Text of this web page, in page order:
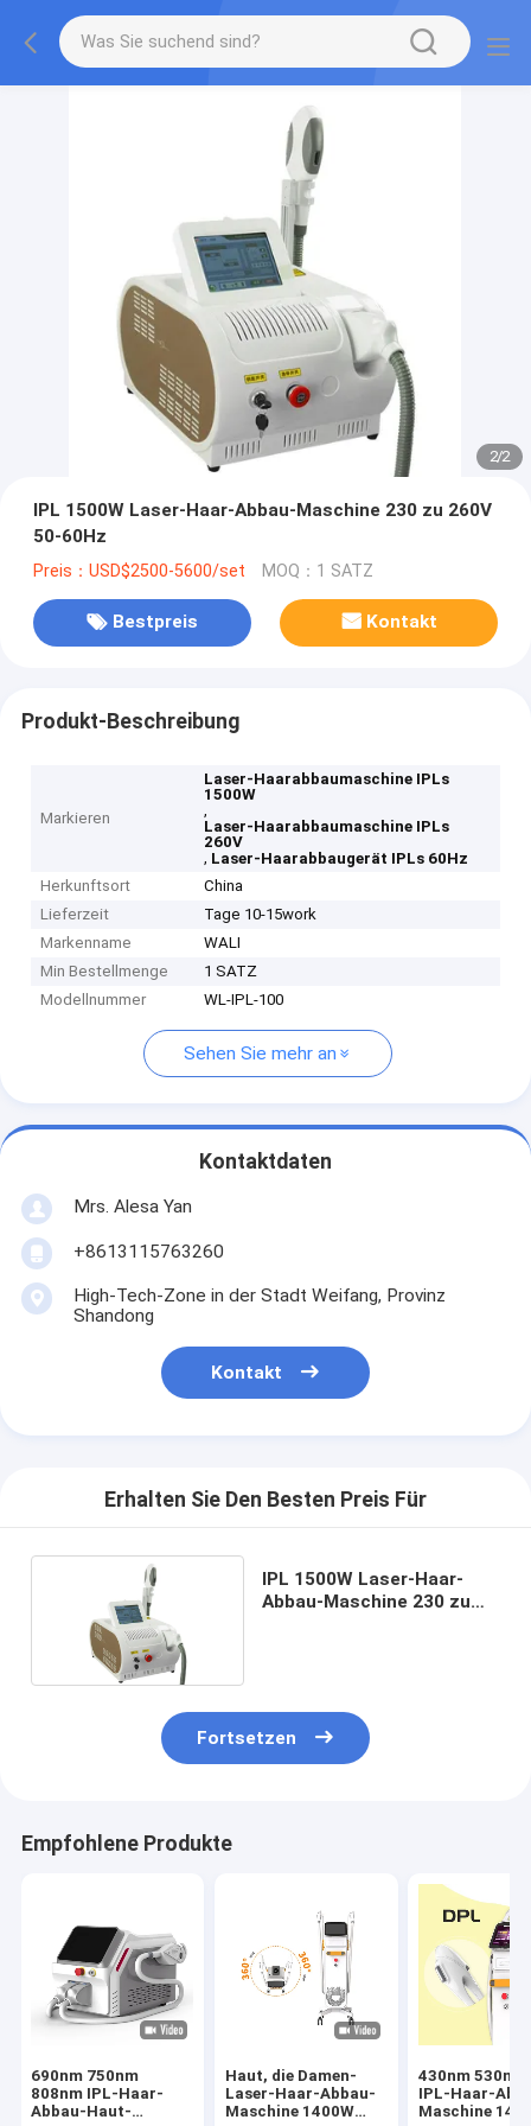
2/2
IPL 1500W Laser-Haar-Abbau-Maschine 230 zu 260V
50-60Hz
Preis：USD$2500-5600/set MOQ：1 SATZ
Bestpreis Kontakt
Produkt-Beschreibung
Markieren
Laser-Haarabbaumaschine IPLs
1500W
,
Laser-Haarabbaumaschine IPLs
260V
, Laser-Haarabbaugerät IPLs 60Hz
Herkunftsort
China
Lieferzeit
Tage 10-15work
Markenname
WALI
Min Bestellmenge
1 SATZ
Modellnummer
WL-IPL-100
Sehen Sie mehr an
Kontaktdaten
Mrs. Alesa Yan
+8613115763260
High-Tech-Zone in der Stadt Weifang, Provinz
Shandong
Kontakt
Erhalten Sie Den Besten Preis Für
IPL 1500W Laser-Haar-
Abbau-Maschine 230 zu
Fortsetzen
Empfohlene Produkte
690nm 750nm
808nm IPL-Haar-
Abbau-Haut-
Haut, die Damen-
Laser-Haar-Abbau-
Maschine 1400W
430nm
IPL-Haar-
Maschine